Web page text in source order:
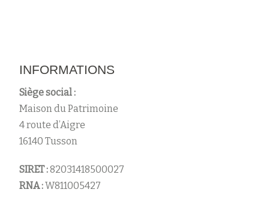
INFORMATIONS
Siège social :
Maison du Patrimoine
4 route d’Aigre
16140 Tusson
SIRET :82031418500027
RNA :W811005427